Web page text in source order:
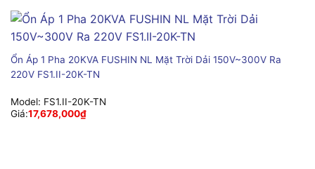
Ổn Áp 1 Pha 20KVA FUSHIN NL Mặt Trời Dải 150V~300V Ra
220V FS1.II-20K-TN
Model: FS1.II-20K-TN
Giá:17,678,000₫